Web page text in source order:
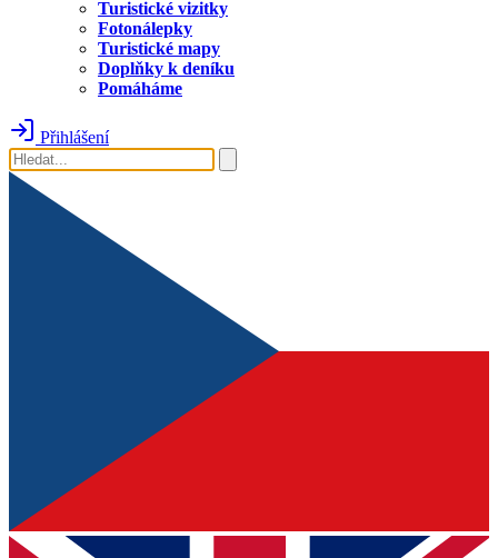
Turistické vizitky
Fotonálepky
Turistické mapy
Doplňky k deníku
Pomáháme
Přihlášení